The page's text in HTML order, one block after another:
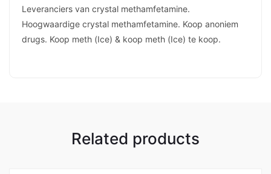
Leveranciers van crystal methamfetamine.
Hoogwaardige crystal methamfetamine. Koop anoniem
drugs. Koop meth (Ice) & koop meth (Ice) te koop.
Related products